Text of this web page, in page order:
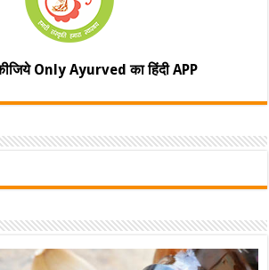
Only Ayurved का हिंदी APP